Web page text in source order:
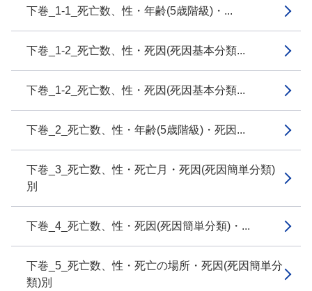
下巻_1-1_死亡数、性・年齢(5歳階級)・...
下巻_1-2_死亡数、性・死因(死因基本分類...
下巻_1-2_死亡数、性・死因(死因基本分類...
下巻_2_死亡数、性・年齢(5歳階級)・死因...
下巻_3_死亡数、性・死亡月・死因(死因簡単分類)
別
下巻_4_死亡数、性・死因(死因簡単分類)・...
下巻_5_死亡数、性・死亡の場所・死因(死因簡単分
類)別